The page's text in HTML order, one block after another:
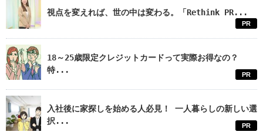
視点を変えれば、世の中は変わる。「Rethink PR...
PR
18～25歳限定クレジットカードって実際お得なの？
特...
PR
入社後に家探しを始める人必見！ 一人暮らしの新しい選
択...
PR